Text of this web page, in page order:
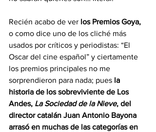
Recién acabo de ver los Premios Goya,
o como dice uno de los cliché más
usados por críticos y periodistas: “El
Oscar del cine español” y ciertamente
los premios principales no me
sorprendieron para nada; pues la
historia de los sobreviviente de Los
Andes, La Sociedad de la Nieve, del
director catalán Juan Antonio Bayona
arrasó en muchas de las categorías en